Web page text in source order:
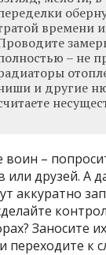
времени
– не
и другие
воин –
или друзей. А
аккуратно
Заносите
переходите к